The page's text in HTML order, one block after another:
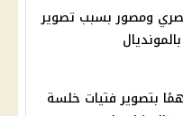
ومصور بسبب تصوير
بتصوير فتيات خلسة